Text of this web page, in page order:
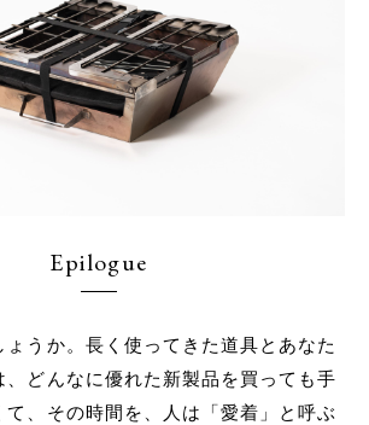
Epilogue
ょうか。長く使ってきた道具とあなた
、どんなに優れた新製品を買っても手
て、その時間を、人は「愛着」と呼ぶ